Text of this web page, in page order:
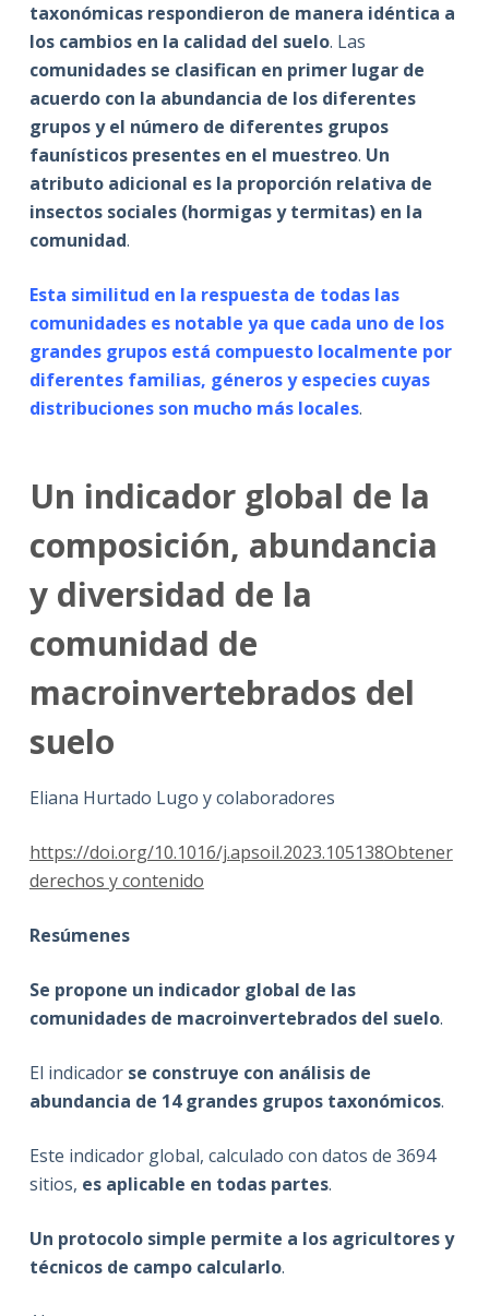
taxonómicas respondieron de manera idéntica a
los cambios en la calidad del suelo. Las
comunidades se clasifican en primer lugar de
acuerdo con la abundancia de los diferentes
grupos y el número de diferentes grupos
faunísticos presentes en el muestreo. Un
atributo adicional es la proporción relativa de
insectos sociales (hormigas y termitas) en la
comunidad.
Esta similitud en la respuesta de todas las
comunidades es notable ya que cada uno de los
grandes grupos está compuesto localmente por
diferentes familias, géneros y especies cuyas
distribuciones son mucho más locales.
Un indicador global de la
composición, abundancia
y diversidad de la
comunidad de
macroinvertebrados del
suelo
Eliana Hurtado Lugo y colaboradores
https://doi.org/10.1016/j.apsoil.2023.105138Obtener
derechos y contenido
Resúmenes
Se propone un indicador global de las
comunidades de macroinvertebrados del suelo.
El indicador se construye con análisis de
abundancia de 14 grandes grupos taxonómicos.
Este indicador global, calculado con datos de 3694
sitios, es aplicable en todas partes.
Un protocolo simple permite a los agricultores y
técnicos de campo calcularlo.